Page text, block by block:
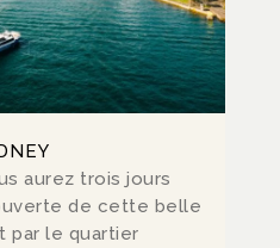
aurez trois jours
de cette belle
par le quartier